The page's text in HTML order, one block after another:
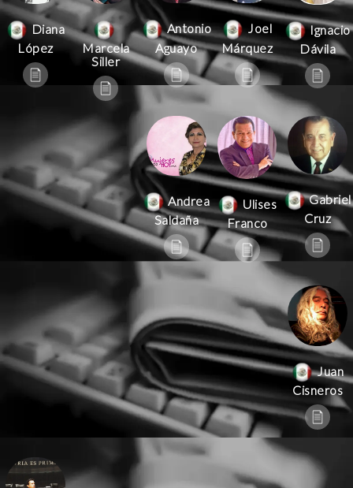
Diana
López
Marcela
Siller
Antonio
Aguayo
Joel
Márquez
Ignacio
Dávila
Andrea
Saldaña
Ulises
Franco
Gabriel
Cruz
Juan
Cisneros